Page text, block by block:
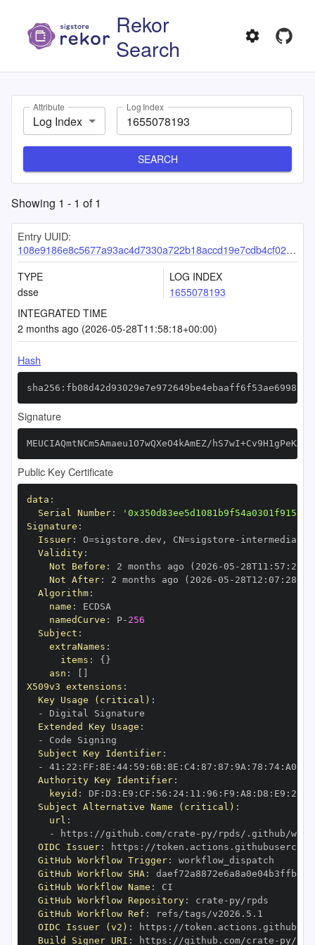
Rekor
Search
Attribute
Log Index
Log Index
SEARCH
Showing 1 - 1 of1
Entry UUID:
108e9186e8c5677a93ac4d7330a722b18accd19e7cdb4cf02865f63225c51773112ca04a6061f4f8
TYPE
dsse
LOG INDEX
1655078193
INTEGRATED TIME
2 months ago (2026-05-28T11:58:18+00:00)
Hash
Signature
MEUCIAQmtNCm5Amaeu1O7wQXeO4kAmEZ/
Public Key Certificate
data :
Serial Number:
Signature :
Issuer: O=sigstore.dev , CN=sigstore -
Validity:
Not Before : 2 months ago (2026 -05 - 28T11 : 57 :
Not After: 2 months ago (2026 -05 - 28T12 : 07 : 28+00
Algorithm:
name :
namedCurve : P- 256
Subject :
extraNames :
items : { }
asn :
X509v3 extensions :
Key Usage (critical) :
-
Extended Key Usage :
-
Subject Key Identifier:
-
41 : 22 : FF : 8E : 44: 59 : 6B: 8E : C4: 87 : 87 : 9A : 78 : 74: A0
Authority Key Identifier:
keyid : DF : D3 : E9 : CF : 56 : 24: 11 : 96 : F9 : A8 : D8 : E9 : 28
Subject Alternative Name (critical) :
url :
-
https : //github.com/crate -
OIDC Issuer: https :
GitHub Workflow Trigger:
GitHub Workflow SHA:
GitHub Workflow Name :
GitHub Workflow Repository: crate -
GitHub Workflow Ref :
OIDC Issuer (v2) : https :
Build Signer URI : https : //github.com/crate -